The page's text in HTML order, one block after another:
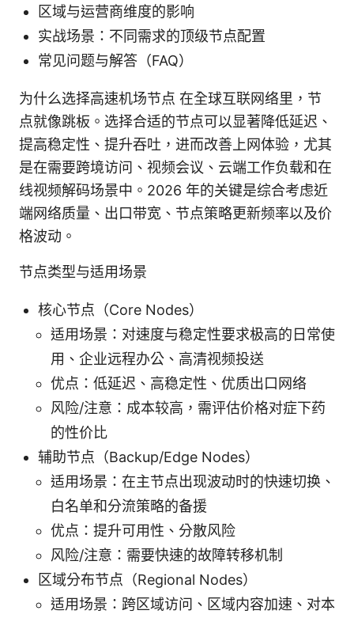
区域与运营商维度的影响
实战场景：不同需求的顶级节点配置
常见问题与解答（FAQ）
为什么选择高速机场节点 在全球互联网络里，节
点就像跳板。选择合适的节点可以显著降低延迟、
提高稳定性、提升吞吐，进而改善上网体验，尤其
是在需要跨境访问、视频会议、云端工作负载和在
线视频解码场景中。2026 年的关键是综合考虑近
端网络质量、出口带宽、节点策略更新频率以及价
格波动。
节点类型与适用场景
核心节点（Core Nodes）
适用场景：对速度与稳定性要求极高的日常使
用、企业远程办公、高清视频投送
优点：低延迟、高稳定性、优质出口网络
风险/注意：成本较高，需评估价格对症下药
的性价比
辅助节点（Backup/Edge Nodes）
适用场景：在主节点出现波动时的快速切换、
白名单和分流策略的备援
优点：提升可用性、分散风险
风险/注意：需要快速的故障转移机制
区域分布节点（Regional Nodes）
适用场景：跨区域访问、区域内容加速、对本